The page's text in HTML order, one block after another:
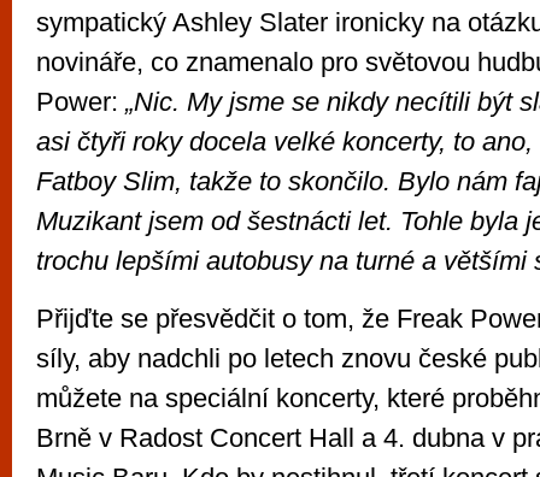
sympatický Ashley Slater ironicky na
novináře, co znamenalo pro světovou
Power: „Nic. My jsme se nikdy necítili být
asi čtyři roky docela velké koncerty, to
Fatboy Slim, takže to skončilo. Bylo nám
Muzikant jsem od šestnácti let. Tohle byla
trochu lepšími autobusy na turné a většími
Přijďte se přesvědčit o tom, že Freak
síly, aby nadchli po letech znovu české
můžete na speciální koncerty, které
Brně v Radost Concert Hall a 4. dubna v